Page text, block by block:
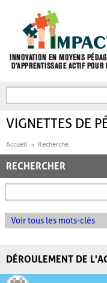
FORMULAIRE DE
VIGNETTES DE
Accueil Recherche
RECHERCHER
Voir tous les mots-clés
DÉROULEMENT DE